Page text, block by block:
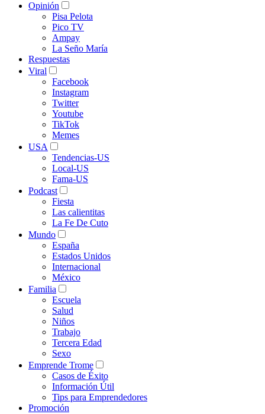
Opinión
Pisa Pelota
Pico TV
Ampay
La Seño María
Respuestas
Viral
Facebook
Instagram
Twitter
Youtube
TikTok
Memes
USA
Tendencias-US
Local-US
Fama-US
Podcast
Fiesta
Las calientitas
La Fe De Cuto
Mundo
España
Estados Unidos
Internacional
México
Familia
Escuela
Salud
Niños
Trabajo
Tercera Edad
Sexo
Emprende Trome
Casos de Éxito
Información Útil
Tips para Emprendedores
Promoción